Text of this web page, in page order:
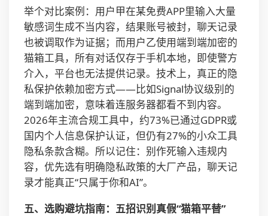
举个对比案例：用户甲在某免费APP里输入大量
敏感词生成不当内容，结果账号被封，聊天记录
也被调取作为证据；而用户乙使用端到端加密的
猫箱工具，所有对话仅存于手机本地，即使警方
介入，平台也无法提供记录。技术上，真正的隐
私保护依赖加密方式——比如Signal协议级别的
端到端加密，意味着连服务器都看不到内容。
2026年主流合规工具中，约73%已通过GDPR或
国内个人信息保护认证，但仍有27%的小众工具
隐私条款含糊。所以记住：别作死输入违规内
容，优先选有明确隐私政策的大厂产品，聊天记
录才能真正“只属于你和AI”。
五、选购避坑指南：五招识别真假“猫箱平替”